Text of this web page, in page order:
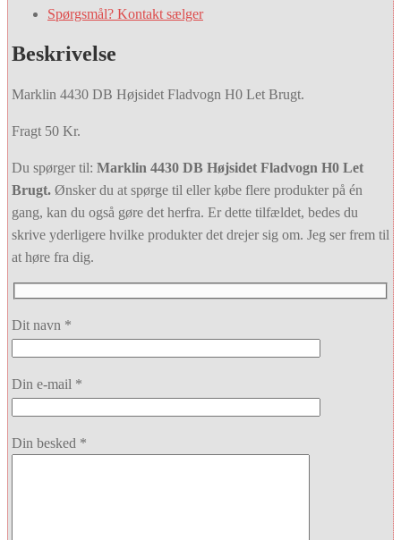
Spørgsmål? Kontakt sælger
Beskrivelse
Marklin 4430 DB Højsidet Fladvogn H0 Let Brugt.
Fragt 50 Kr.
Du spørger til: Marklin 4430 DB Højsidet Fladvogn H0 Let
Brugt. Ønsker du at spørge til eller købe flere produkter på én
gang, kan du også gøre det herfra. Er dette tilfældet, bedes du
skrive yderligere hvilke produkter det drejer sig om. Jeg ser frem til
at høre fra dig.
Dit navn *
Din e-mail *
Din besked *